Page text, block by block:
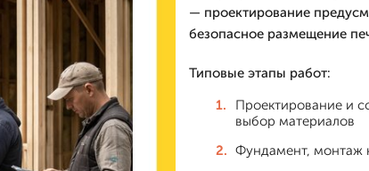
— проектирование
безопасное размещение
Типовые этапы работ:
Проектирование и
выбор материалов
Фундамент, монтаж